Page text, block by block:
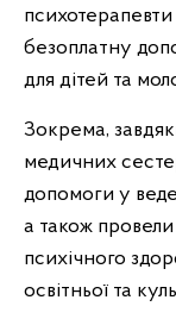
безоплатну
для дітей та
Зокрема,
медичних
допомоги у
а також провели
психічного
освітньої та